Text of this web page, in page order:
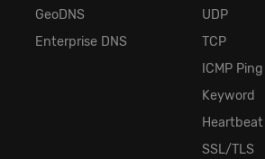
GeoDNS
Enterprise DNS
UDP
TCP
ICMP Ping
Keyword
Heartbeat
SSL/TLS